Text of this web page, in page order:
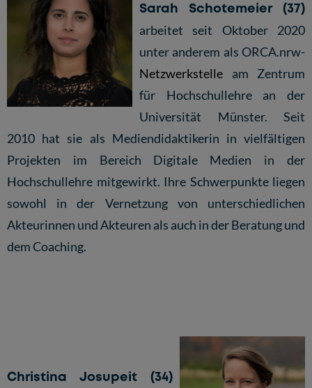
Sarah Schotemeier (37)
arbeitet seit Oktober 2020
unter anderem als ORCA.nrw-
Netzwerkstelle am Zentrum
für Hochschullehre an der
Universität Münster. Seit
2010 hat sie als Mediendidaktikerin in vielfältigen
Projekten im Bereich Digitale Medien in der
Hochschullehre mitgewirkt. Ihre Schwerpunkte liegen
sowohl in der Vernetzung von unterschiedlichen
Akteurinnen und Akteuren als auch in der Beratung und
dem Coaching.
Christina Josupeit (34)